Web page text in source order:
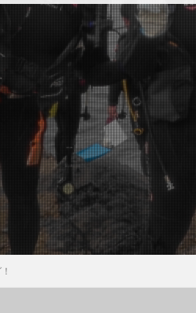
キリンミノカサゴ
ミウシ
クビアカハゼ クマドリ
コウ幼魚
クラサキウ
クロヘリメジロザメ クロマグロ
幼魚
コウイカ コウイカの仲間
コクテンフグ コケリンドウ コ
ンシボリガイ ご家族 サークル
サザナミフグ サフランイロウ
ジオツアー ジオパーク シカマガ
ミウシ
シャーク シュノーケリ